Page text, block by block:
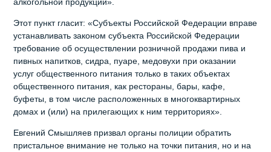
Этот пункт гласит: «Субъекты Российской Федерации вправе
устанавливать законом субъекта Российской Федерации
требование об осуществлении розничной продажи пива и
пивных напитков, сидра, пуаре, медовухи при оказании
услуг общественного питания только в таких объектах
общественного питания, как рестораны, бары, кафе,
буфеты, в том числе расположенных в многоквартирных
домах и (или) на прилегающих к ним территориях».
Евгений Смышляев призвал органы полиции обратить
пристальное внимание не только на точки питания, но и на